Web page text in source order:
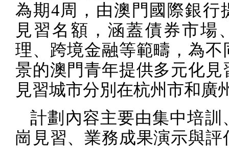
為期4周，由澳門國際銀行
見習名額，涵蓋債券市場
理、跨境金融等範疇，為不
景的澳門青年提供多元化見
見習城市分別在杭州市和廣
計劃內容主要由集中培訓
崗見習、業務成果演示與評